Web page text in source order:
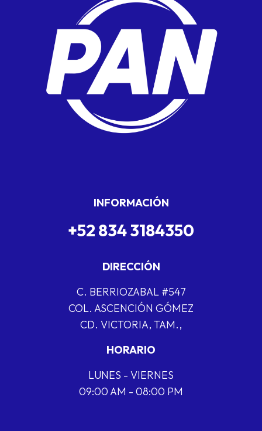
INFORMACIÓN
+52 834 3184350
DIRECCIÓN
C. BERRIOZABAL #547
COL. ASCENCIÓN GÓMEZ
CD. VICTORIA, TAM.,
HORARIO
LUNES - VIERNES
09:00 AM - 08:00 PM